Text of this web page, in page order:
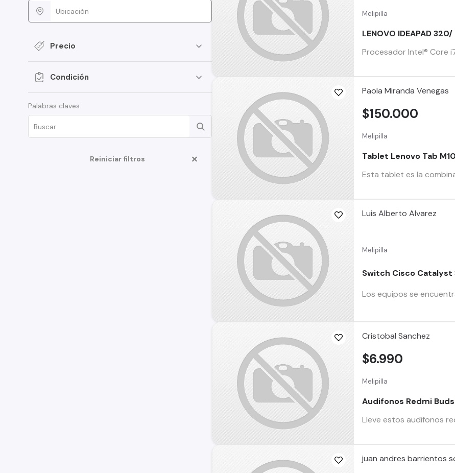
Precio
Condición
Palabras claves
Reiniciar filtros
Melipilla
LENOVO IDEAPAD
Procesador Intel® Core
Paola Miranda Venegas
Melipilla
Tablet Lenovo Tab
Esta tablet es la
$150.000
Luis Alberto Alvarez
Melipilla
Switch Cisco Catalyst
Los equipos se
Cristobal Sanchez
Melipilla
Audifonos Redmi
Lleve estos audífonos
$6.990
juan andres barrientos